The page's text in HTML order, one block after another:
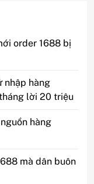
order 1688 bị
nhập hàng
lời 20 triệu
hàng
mà dân buôn